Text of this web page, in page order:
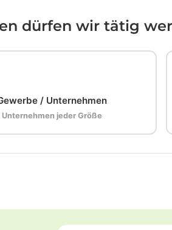
dürfen wir tätig
/ Unternehmen
Unternehmen jeder Größe